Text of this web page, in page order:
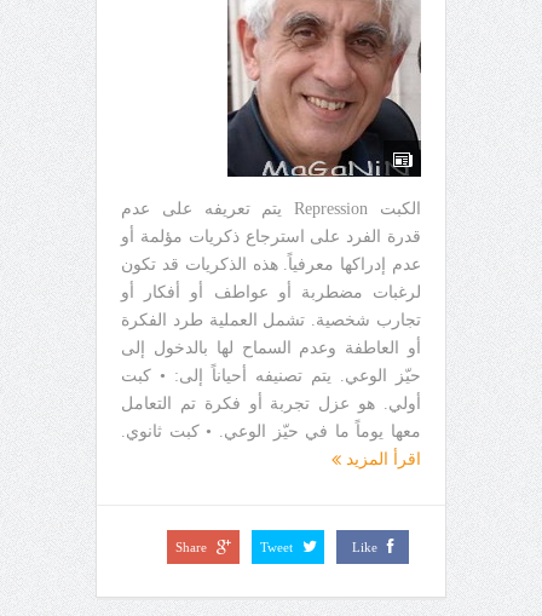
الكبت Repression يتم تعريفه على عدم
قدرة الفرد على استرجاع ذكريات مؤلمة أو
عدم إدراكها معرفياً. هذه الذكريات قد تكون
لرغبات مضطربة أو عواطف أو أفكار أو
تجارب شخصية. تشمل العملية طرد الفكرة
أو العاطفة وعدم السماح لها بالدخول إلى
حيّز الوعي. يتم تصنيفه أحياناً إلى: • كبت
أولي. هو عزل تجربة أو فكرة تم التعامل
معها يوماً ما في حيّز الوعي. • كبت ثانوي.
اقرأ المزيد
Like
Tweet
Share